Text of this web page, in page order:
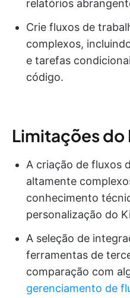
relatórios
Crie fluxos de
complexos,
e tarefas
código.
Limitações do
A criação de fluxos
altamente
conhecimento
personalização do
A seleção de
ferramentas de
comparação com
gerenciamento de